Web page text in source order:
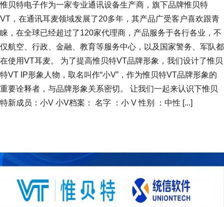
惟贝特电子作为一家专业通讯设备生产商，旗下品牌惟贝特
VT，在通讯耳麦领域发展了20多年，其产品广受客户喜欢跟青
睐，在全球已经超过了120家代理商，产品服务于各行各业，不
仅航空、行政、金融、教育等服务中心，以及国家警务、军队都
在使用VT耳麦。 为了提高惟贝特VT品牌形象，我们设计了惟贝
特VT IP形象人物，取名叫作“小V”，作为惟贝特VT品牌形象的
重要诠释者，与品牌形象关系密切。 让我们一起来认识下惟贝
特新成员：小V 小V档案： 名字 ：小 V 性别 ：中性 [...]